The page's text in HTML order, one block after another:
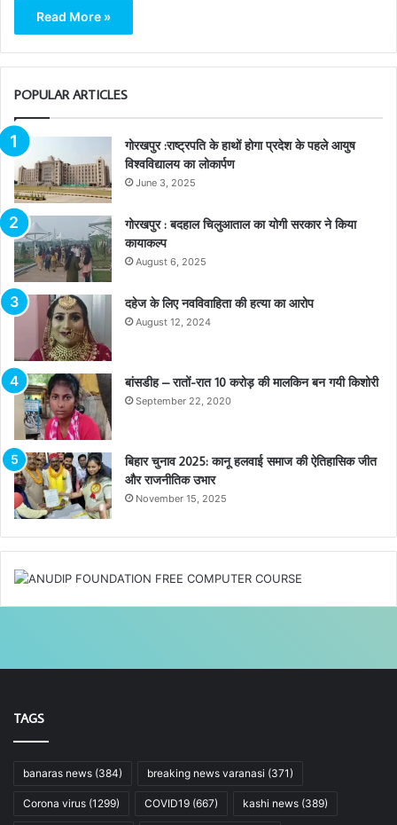
Read More »
POPULAR ARTICLES
गोरखपुर :राष्ट्रपति के हाथों होगा प्रदेश के पहले आयुष
विश्वविद्यालय का लोकार्पण
June 3, 2025
गोरखपुर : बदहाल चिलुआताल का योगी सरकार ने किया
कायाकल्प
August 6, 2025
दहेज के लिए नवविवाहिता की हत्या का आरोप
August 12, 2024
बांसडीह – रातों-रात 10 करोड़ की मालकिन बन गयी किशोरी
September 22, 2020
बिहार चुनाव 2025: कानू हलवाई समाज की ऐतिहासिक जीत
और राजनीतिक उभार
November 15, 2025
TAGS
banaras news (384) breaking news varanasi (371)
Corona virus (1299) COVID19 (667) kashi news (389)